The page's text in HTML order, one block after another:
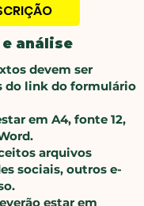
e análise
devem ser
do link do formulário
em A4, fonte 12,
arquivos
sociais, outros e-
estar em